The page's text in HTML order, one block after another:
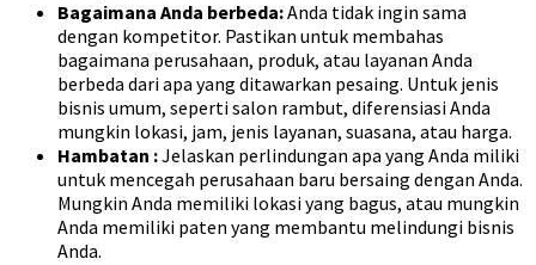
Bagaimana Anda berbeda:Anda tidak ingin sama
dengan kompetitor. Pastikan untuk membahas
bagaimana perusahaan, produk, atau layanan Anda
berbeda dari apa yang ditawarkan pesaing. Untuk jenis
bisnis umum, seperti salon rambut, diferensiasi Anda
mungkin lokasi, jam, jenis layanan, suasana, atau harga.
Hambatan :Jelaskan perlindungan apa yang Anda miliki
untuk mencegah perusahaan baru bersaing dengan Anda.
Mungkin Anda memiliki lokasi yang bagus, atau mungkin
Anda memiliki paten yang membantu melindungi bisnis
Anda.